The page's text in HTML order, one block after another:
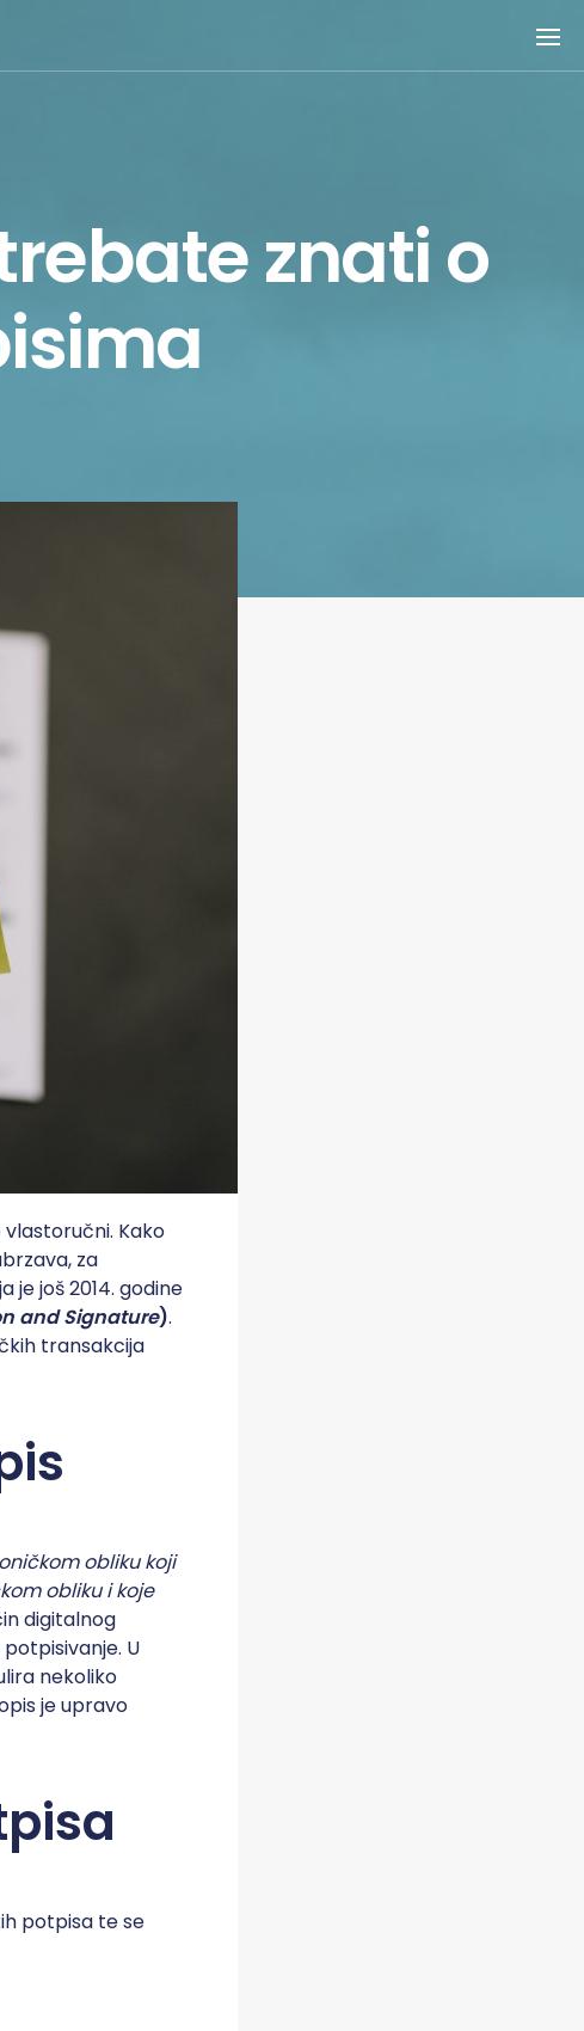
znati o
Kako
za
je još 2014. godine
and Signature).
transakcija
obliku koji
obliku i koje
digitalnog
U
nekoliko
je upravo
potpisa te se